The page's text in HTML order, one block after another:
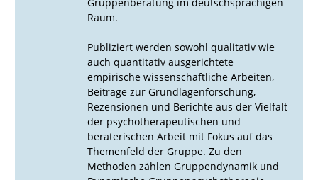
Raum.
Publiziert werden sowohl qualitativ wie
auch quantitativ ausgerichtete
empirische wissenschaftliche Arbeiten,
Beiträge zur Grundlagenforschung,
Rezensionen und Berichte aus der Vielfalt
der psychotherapeutischen und
beraterischen Arbeit mit Fokus auf das
Themenfeld der Gruppe. Zu den
Methoden zählen Gruppendynamik und